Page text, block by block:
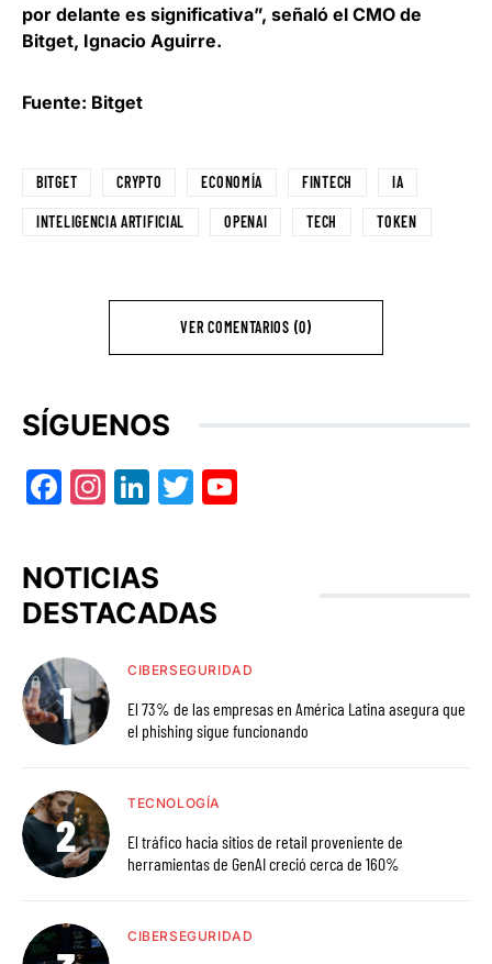
por delante es significativa”, señaló el CMO de
Bitget, Ignacio Aguirre.
Fuente: Bitget
BITGET CRYPTO ECONOMÍA FINTECH IA
INTELIGENCIA ARTIFICIAL OPENAI TECH TOKEN
VER COMENTARIOS (0)
SÍGUENOS
Facebook
Instagram
LinkedIn
Twitter
NOTICIAS
DESTACADAS
CIBERSEGURIDAD
El 73% de las empresas en América Latina asegura que
el phishing sigue funcionando
TECNOLOGÍA
El tráfico hacia sitios de retail proveniente de
herramientas de GenAI creció cerca de 160%
CIBERSEGURIDAD